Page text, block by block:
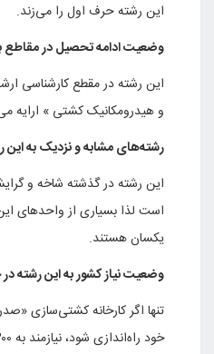
این رشته حرف اول را می‌زند.
وضعیت ادامه تحصیل در مقاطع
این رشته در مقطع کارشناسی
و هیدرومکانیک کشتی » ارایه
رشته‌های مشابه و نزدیک به این
این رشته در گذشته شاخه و
است لذا بسیاری از واحدهای
یکسان هستند.
وضعیت نیاز کشور به این رشته
تنها اگر کارخانه کشتی‌سازی